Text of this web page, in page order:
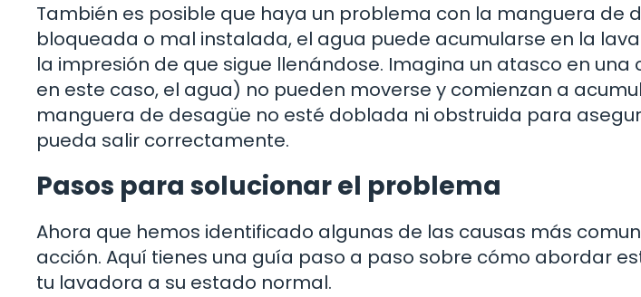
También es posible que haya un problema con la manguera de
bloqueada o mal instalada, el agua puede acumularse en la
la impresión de que sigue llenándose. Imagina un atasco en una
en este caso, el agua) no pueden moverse y comienzan a
manguera de desagüe no esté doblada ni obstruida para
pueda salir correctamente.
Pasos para solucionar el problema
Ahora que hemos identificado algunas de las causas más
acción. Aquí tienes una guía paso a paso sobre cómo abordar
tu lavadora a su estado normal.